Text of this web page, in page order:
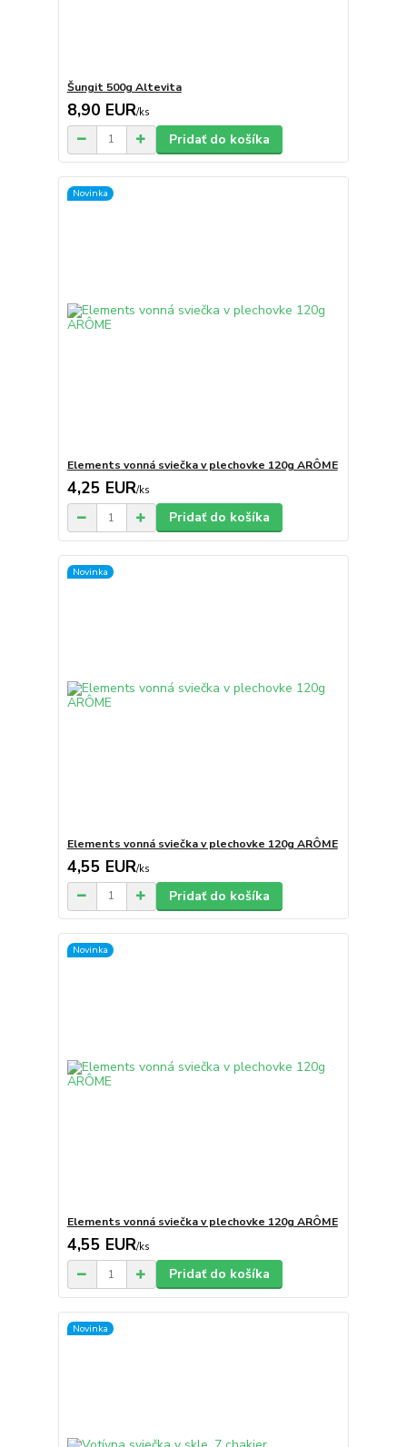
Šungit 500g Altevita
8,90 EUR/ks
Pridať do košíka
Novinka
Elements vonná sviečka v plechovke 120g ARÔME
4,25 EUR/ks
Pridať do košíka
Novinka
Elements vonná sviečka v plechovke 120g ARÔME
4,55 EUR/ks
Pridať do košíka
Novinka
Elements vonná sviečka v plechovke 120g ARÔME
4,55 EUR/ks
Pridať do košíka
Novinka